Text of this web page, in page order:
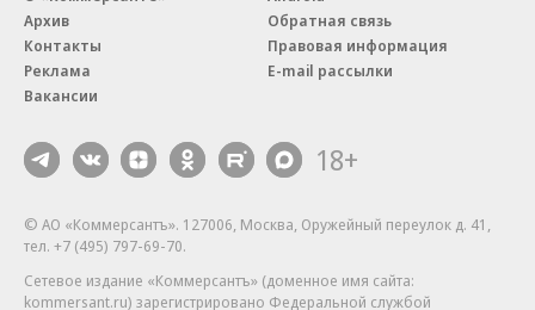
Архив
Контакты
Реклама
Вакансии
Обратная связь
Правовая информация
E-mail рассылки
18+
© АО «Коммерсантъ». 127006, Москва, Оружейный переулок д. 41,
тел. +7 (495) 797-69-70.
Сетевое издание «Коммерсантъ» (доменное имя сайта:
kommersant.ru) зарегистрировано Федеральной службой